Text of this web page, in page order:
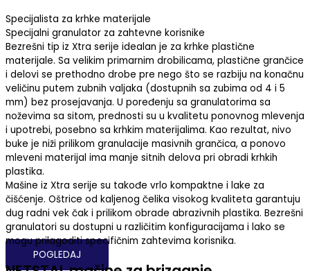
Specijalista za krhke materijale
Specijalni granulator za zahtevne korisnike
Bezrešni tip iz Xtra serije idealan je za krhke plastične
materijale. Sa velikim primarnim drobilicama, plastične grančice
i delovi se prethodno drobe pre nego što se razbiju na konačnu
veličinu putem zubnih valjaka (dostupnih sa zubima od 4 i 5
mm) bez prosejavanja. U poređenju sa granulatorima sa
noževima sa sitom, prednosti su u kvalitetu ponovnog mlevenja
i upotrebi, posebno sa krhkim materijalima. Kao rezultat, nivo
buke je niži prilikom granulacije masivnih grančica, a ponovo
mleveni materijal ima manje sitnih delova pri obradi krhkih
plastika.
Mašine iz Xtra serije su takođe vrlo kompaktne i lake za
čišćenje. Oštrice od kaljenog čelika visokog kvaliteta garantuju
dug radni vek čak i prilikom obrade abrazivnih plastika. Bezrešni
granulatori su dostupni u različitim konfiguracijama i lako se
mogu prilagoditi specifičnim zahtevima korisnika.
POGLEDAJ